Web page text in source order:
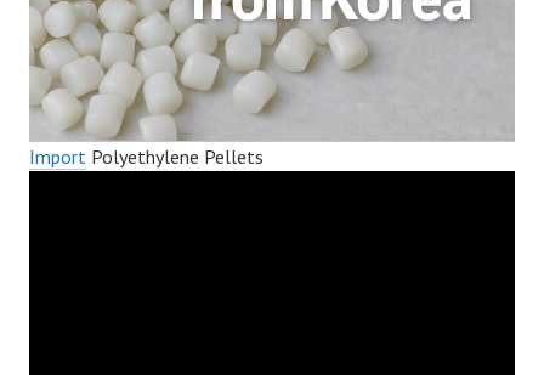
Import Polyethylene Pellets